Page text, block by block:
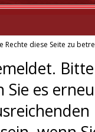
Rechte diese Seite zu
Sie es